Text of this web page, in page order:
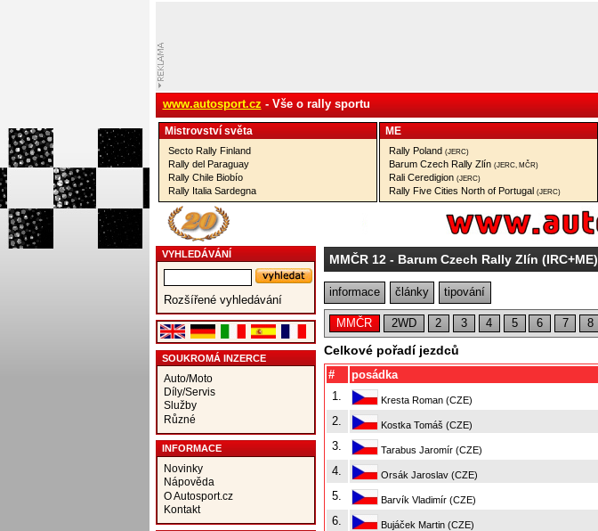
www.autosport.cz - Vše o rally sportu
Mistrovství­ světa
Secto Rally Finland
Rally del Paraguay
Rally Chile Biobío
Rally Italia Sardegna
ME
Rally Poland (JERC)
Barum Czech Rally Zlín (JERC, MČR)
Rali Ceredigion (JERC)
Rally Five Cities North of Portugal (JERC)
VYHLEDÁVÁNÍ
Rozšířené vyhledávání
SOUKROMÁ INZERCE
Auto/Moto
Díly/Servis
Služby
Různé
INFORMACE
Novinky
Nápověda
O Autosport.cz
Kontakt
MMČR 12- Barum Czech Rally Zlín (IRC+ME)
informace články tipování
MMČR 2WD 2 3 4 5 6 7 8
Celkové pořadí jezdců
# posádka
1.
Kresta Roman (CZE)
2.
Kostka Tomáš (CZE)
3.
Tarabus Jaromír (CZE)
4.
Orsák Jaroslav (CZE)
5.
Barvík Vladimír (CZE)
6.
Bujáček Martin (CZE)